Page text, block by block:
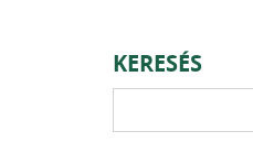
KERESÉS